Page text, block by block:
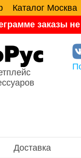
Каталог Москва
заказы
Доставка